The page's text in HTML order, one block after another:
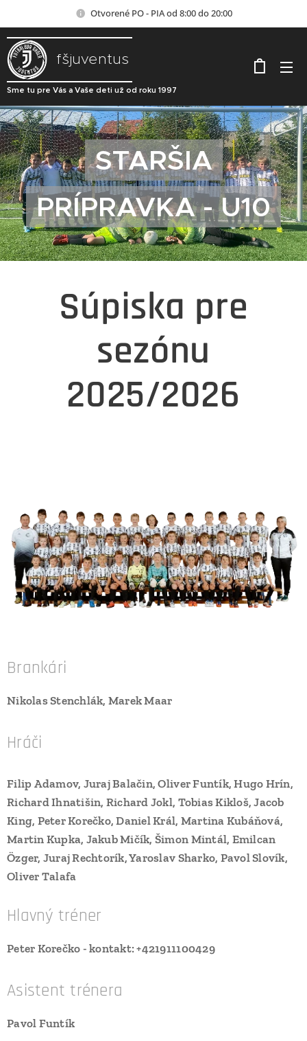
Otvorené PO - PIA od 8:00 do 20:00
fšjuventus
Sme tu pre Vás a Vaše deti už od roku 1997
STARŠIA
PRÍPRAVKA - U10
Súpiska pre
sezónu
2025/2026
Brankári
Nikolas Stenchlák, Marek Maar
Hráči
Filip Adamov, Juraj Balačin, Oliver Funtík, Hugo Hrín,
Richard Ihnatišin, Richard Jokl, Tobias Kikloš, Jacob
King, Peter Korečko, Daniel Král, Martina Kubáňová,
Martin Kupka, Jakub Mičík, Šimon Mintál, Emilcan
Özger, Juraj Rechtorík, Yaroslav Sharko, Pavol Slovík,
Oliver Talafa
Hlavný tréner
Peter Korečko - kontakt: +421911100429
Asistent trénera
Pavol Funtík